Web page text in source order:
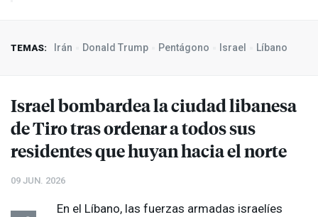
TEMAS: Irán Donald Trump Pentágono Israel Líbano
Israel bombardea la ciudad libanesa
de Tiro tras ordenar a todos sus
residentes que huyan hacia el norte
09 JUN. 2026
En el Líbano, las fuerzas armadas israelíes